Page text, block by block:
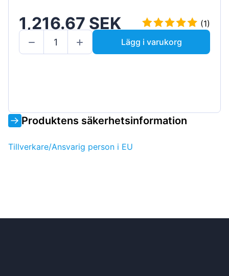
1,216.67 SEK
(1)
Lägg i varukorg
Produktens säkerhetsinformation
Tillverkare/Ansvarig person i EU